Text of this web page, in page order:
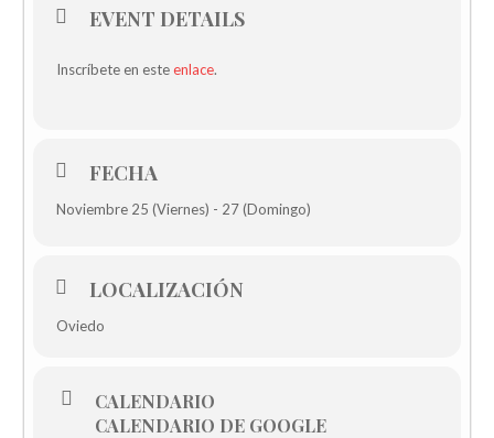
EVENT DETAILS
Inscríbete en esteenlace.
FECHA
Noviembre 25 (Viernes) - 27 (Domingo)
LOCALIZACIÓN
Oviedo
CALENDARIO
CALENDARIO DE GOOGLE